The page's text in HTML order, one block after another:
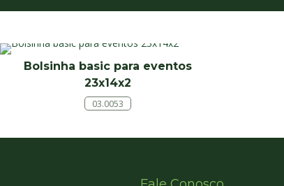
Bolsinha basic para eventos
23x14x2
03.0053